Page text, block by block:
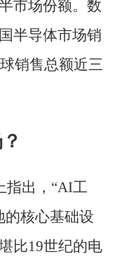
市场份额。数
半导体市场销
销售总额近三
指出，“AI工
的核心基础设
比19世纪的电